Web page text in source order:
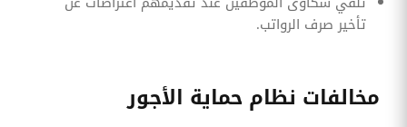
تأخير صرف الرواتب.
مخالفات نظام حماية الأجور